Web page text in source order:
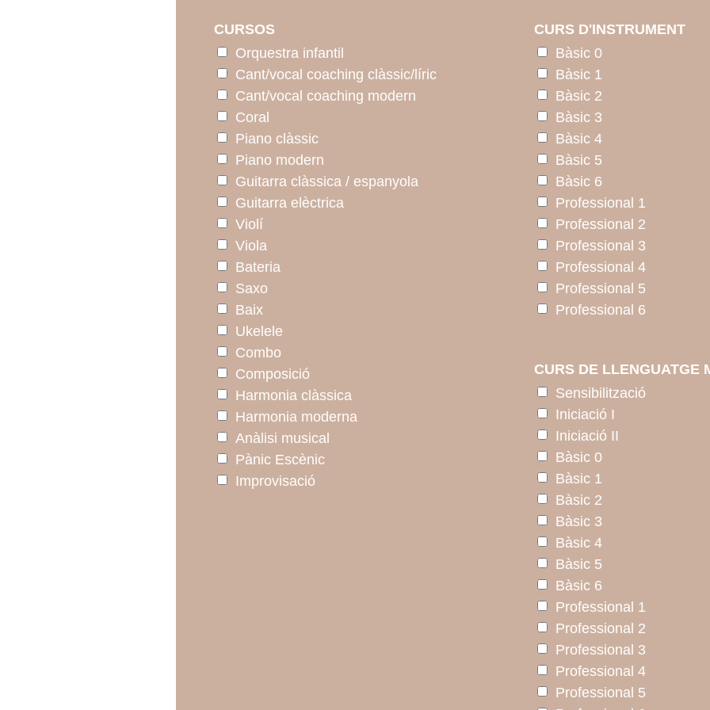
CURSOS
Orquestra infantil
Cant/vocal coaching clàssic/líric
Cant/vocal coaching modern
Coral
Piano clàssic
Piano modern
Guitarra clàssica / espanyola
Guitarra elèctrica
Violí
Viola
Bateria
Saxo
Baix
Ukelele
Combo
Composició
Harmonia clàssica
Harmonia moderna
Anàlisi musical
Pànic Escènic
Improvisació
CURS D'INSTRUMENT
Bàsic 0
Bàsic 1
Bàsic 2
Bàsic 3
Bàsic 4
Bàsic 5
Bàsic 6
Professional 1
Professional 2
Professional 3
Professional 4
Professional 5
Professional 6
CURS DE LLENGUATGE
Sensibilització
Iniciació I
Iniciació II
Bàsic 0
Bàsic 1
Bàsic 2
Bàsic 3
Bàsic 4
Bàsic 5
Bàsic 6
Professional 1
Professional 2
Professional 3
Professional 4
Professional 5